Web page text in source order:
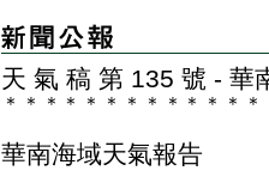
天 氣 稿 第 135 號 - 華
＊ ＊ ＊ ＊ ＊ ＊ ＊ ＊ ＊ ＊ ＊ ＊ ＊
華南海域天氣報告